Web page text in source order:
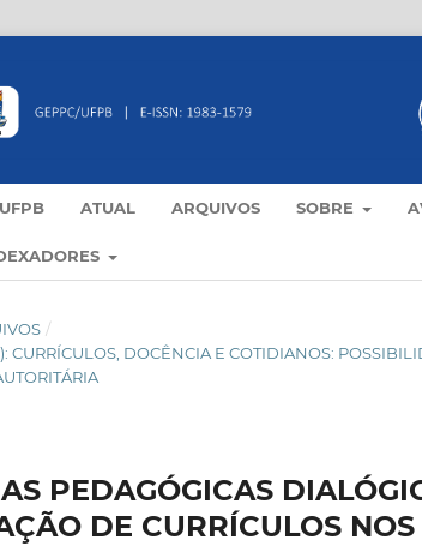
ATUAL ARQUIVOS SOBRE
/
CURRÍCULOS, DOCÊNCIA E COTIDIANOS:
PEDAGÓGICAS
DE CURRÍCULOS